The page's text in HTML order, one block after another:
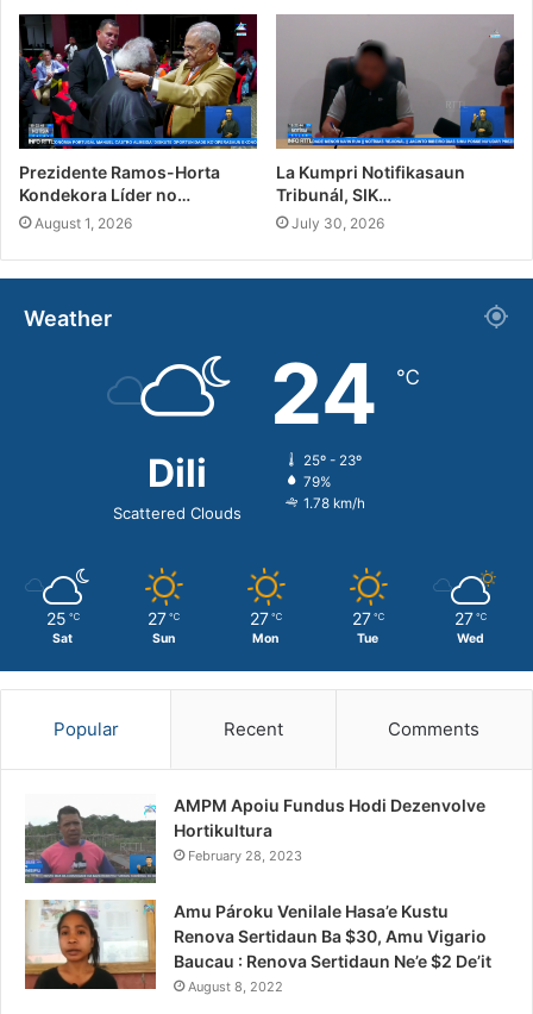
Prezidente Ramos-Horta
Kondekora Líder no…
August 1, 2026
La Kumpri Notifikasaun
Tribunál, SIK…
July 30, 2026
Weather
Dili
Scattered Clouds
24 ℃
25º - 23º
79%
1.78 km/h
25 ℃
Sat
27 ℃
Sun
27 ℃
Mon
27 ℃
Tue
27 ℃
Wed
Popular Recent Comments
AMPM Apoiu Fundus Hodi Dezenvolve
Hortikultura
February 28, 2023
Amu Pároku Venilale Hasa’e Kustu
Renova Sertidaun Ba $30, Amu Vigario
Baucau : Renova Sertidaun Ne’e $2 De’it
August 8, 2022